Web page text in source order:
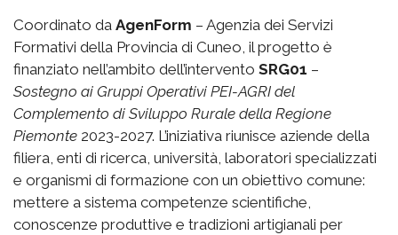
Coordinato da AgenForm – Agenzia dei Servizi
Formativi della Provincia di Cuneo, il progetto è
finanziato nell’ambito dell’intervento SRG01 –
Sostegno ai Gruppi Operativi PEI-AGRI del
Complemento di Sviluppo Rurale della Regione
Piemonte 2023-2027. L’iniziativa riunisce aziende della
filiera, enti di ricerca, università, laboratori specializzati
e organismi di formazione con un obiettivo comune:
mettere a sistema competenze scientifiche,
conoscenze produttive e tradizioni artigianali per